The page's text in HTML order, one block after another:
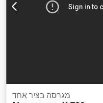
מגרסה בציר אחד